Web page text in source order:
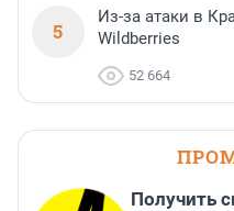
5
Из-за атаки в
Wildberries
52 664
Получить